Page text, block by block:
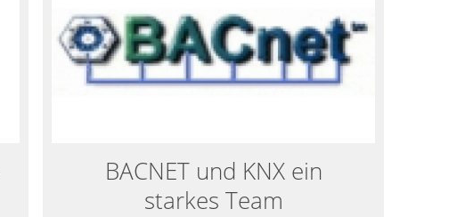
BACNET und KNX ein
starkes Team